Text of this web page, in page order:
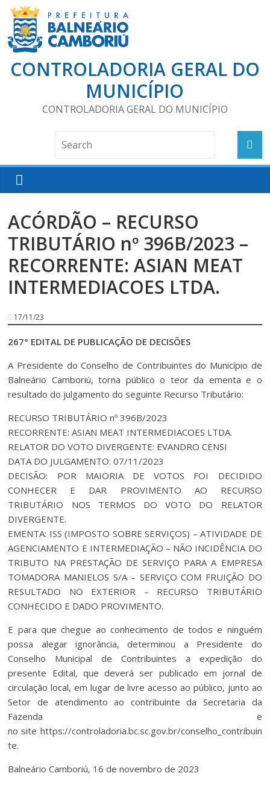
CONTROLADORIA GERAL DO
MUNICÍPIO
CONTROLADORIA GERAL DO MUNICÍPIO
ACÓRDÃO – RECURSO
TRIBUTÁRIO nº 396B/2023 –
RECORRENTE: ASIAN MEAT
INTERMEDIACOES LTDA.
17/11/23
267° EDITAL DE PUBLICAÇÃO DE DECISÕES
A Presidente do Conselho de Contribuintes do Município de
Balneário Camboriú, torna público o teor da ementa e o
resultado do julgamento do seguinte Recurso Tributário:
RECURSO TRIBUTÁRIO nº 396B/2023
RECORRENTE: ASIAN MEAT INTERMEDIACOES LTDA.
RELATOR DO VOTO DIVERGENTE: EVANDRO CENSI
DATA DO JULGAMENTO: 07/11/2023
DECISÃO: POR MAIORIA DE VOTOS FOI DECIDIDO
CONHECER E DAR PROVIMENTO AO RECURSO
TRIBUTÁRIO NOS TERMOS DO VOTO DO RELATOR
DIVERGENTE.
EMENTA: ISS (IMPOSTO SOBRE SERVIÇOS) – ATIVIDADE DE
AGENCIAMENTO E INTERMEDIAÇÃO – NÃO INCIDÊNCIA DO
TRIBUTO NA PRESTAÇÃO DE SERVIÇO PARA A EMPRESA
TOMADORA MANIELOS S/A – SERVIÇO COM FRUIÇÃO DO
RESULTADO NO EXTERIOR – RECURSO TRIBUTÁRIO
CONHECIDO E DADO PROVIMENTO.
E para que chegue ao conhecimento de todos e ninguém
possa alegar ignorância, determinou a Presidente do
Conselho Municipal de Contribuintes a expedição do
presente Edital, que deverá ser publicado em jornal de
circulação local, em lugar de livre acesso ao público, junto ao
Setor de atendimento ao contribuinte da Secretaria da
Fazenda e
no site https://controladoria.bc.sc.gov.br/conselho_contribuin
te.
Balneário Camboriú, 16 de novembro de 2023